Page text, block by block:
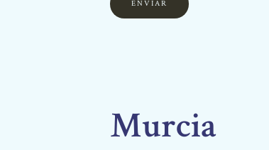
Murcia